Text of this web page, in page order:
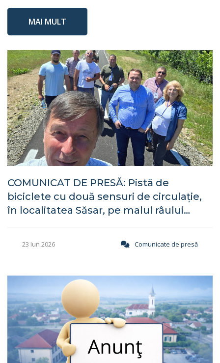
MAI MULT
COMUNICAT DE PRESĂ: Pistă de
biciclete cu două sensuri de circulație,
în localitatea Săsar, pe malul râului
23 Iun 2026 Comunicate de presă